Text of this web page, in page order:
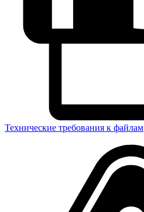
Технические требования к файлам